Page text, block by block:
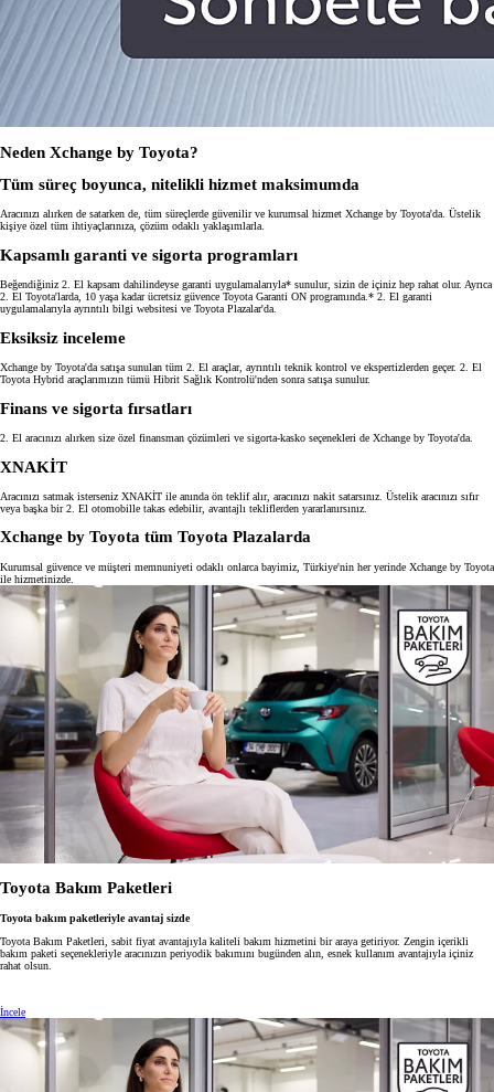
Neden Xchange by Toyota?
Tüm süreç boyunca, nitelikli hizmet maksimumda
Aracınızı alırken de satarken de, tüm süreçlerde güvenilir ve kurumsal hizmet Xchange by Toyota'da. Üstelik
kişiye özel tüm ihtiyaçlarınıza, çözüm odaklı yaklaşımlarla.
Kapsamlı garanti ve sigorta programları
Beğendiğiniz 2. El kapsam dahilindeyse garanti uygulamalarıyla* sunulur, sizin de içiniz hep rahat olur. Ayrıca
2. El Toyota'larda, 10 yaşa kadar ücretsiz güvence Toyota Garanti ON programında.* 2. El garanti
uygulamalarıyla ayrıntılı bilgi websitesi ve Toyota Plazalar'da.
Eksiksiz inceleme
Xchange by Toyota'da satışa sunulan tüm 2. El araçlar, ayrıntılı teknik kontrol ve ekspertizlerden geçer. 2. El
Toyota Hybrid araçlarımızın tümü Hibrit Sağlık Kontrolü'nden sonra satışa sunulur.
Finans ve sigorta fırsatları
2. El aracınızı alırken size özel finansman çözümleri ve sigorta-kasko seçenekleri de Xchange by Toyota'da.
XNAKİT
Aracınızı satmak isterseniz XNAKİT ile anında ön teklif alır, aracınızı nakit satarsınız. Üstelik aracınızı sıfır
veya başka bir 2. El otomobille takas edebilir, avantajlı tekliflerden yararlanırsınız.
Xchange by Toyota tüm Toyota Plazalarda
Kurumsal güvence ve müşteri memnuniyeti odaklı onlarca bayimiz, Türkiye'nin her yerinde Xchange by Toyota
ile hizmetinizde.
Toyota Bakım Paketleri
Toyota bakım paketleriyle avantaj sizde
Toyota Bakım Paketleri, sabit fiyat avantajıyla kaliteli bakım hizmetini bir araya getiriyor. Zengin içerikli
bakım paketi seçenekleriyle aracınızın periyodik bakımını bugünden alın, esnek kullanım avantajıyla içiniz
rahat olsun.
İncele